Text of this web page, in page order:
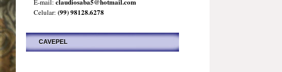
E-mail:
Celular: (99) 98128.6278
CAVEPEL